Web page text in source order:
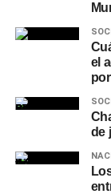
el
de